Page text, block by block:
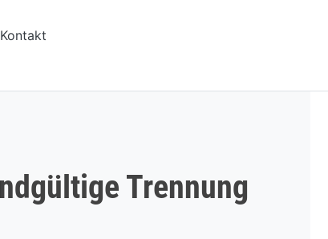
Kontakt
Trennung